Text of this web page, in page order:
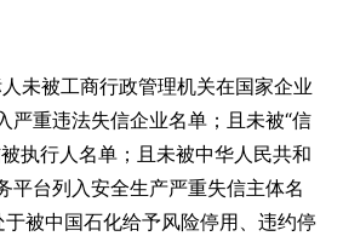
人未被工商行政管理机关在国家企业
严重违法失信企业名单；且未被“信
执行人名单；且未被中华人民共和
平台列入安全生产严重失信主体名
被中国石化给予风险停用、违约停